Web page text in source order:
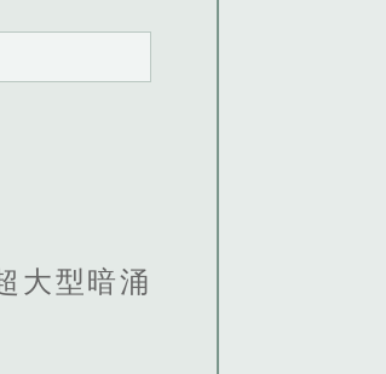
大型暗涌